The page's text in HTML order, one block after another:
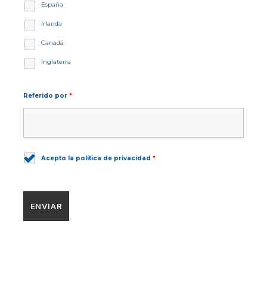
España
Irlanda
Canadá
Inglaterra
Referido por *
Acepto la política de privacidad *